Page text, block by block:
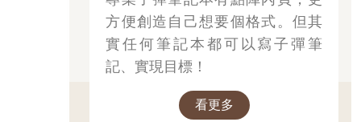
方便創造自己想要個格式。但其
實任何筆記本都可以寫子彈筆
記、實現目標！
看更多